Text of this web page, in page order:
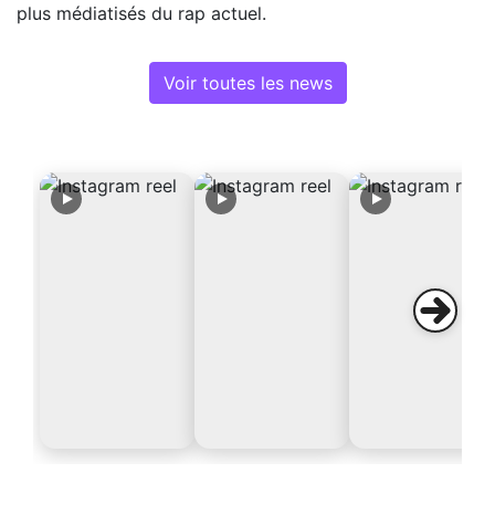
plus médiatisés du rap actuel.
Voir toutes les news